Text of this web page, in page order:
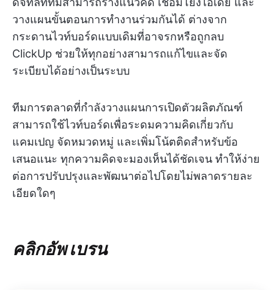
วางแผนขั้นตอนการทำงานร่วมกันได้ ต่างจาก
กระดานไวท์บอร์ดแบบเดิมที่อาจรกหรือถูกลบ
ClickUp ช่วยให้ทุกอย่างสามารถแก้ไขและจัด
ระเบียบได้อย่างเป็นระบบ
ทีมการตลาดที่กำลังวางแผนการเปิดตัวผลิตภัณฑ์
สามารถใช้ไวท์บอร์ดเพื่อระดมความคิดเกี่ยวกับ
แคมเปญ จัดหมวดหมู่ และเพิ่มโน้ตติดสำหรับข้อ
เสนอแนะ ทุกความคิดจะมองเห็นได้ชัดเจน ทำให้ง่าย
ต่อการปรับปรุงและพัฒนาต่อไปโดยไม่พลาดรายละ
เอียดใดๆ
คลิกอัพ เบรน